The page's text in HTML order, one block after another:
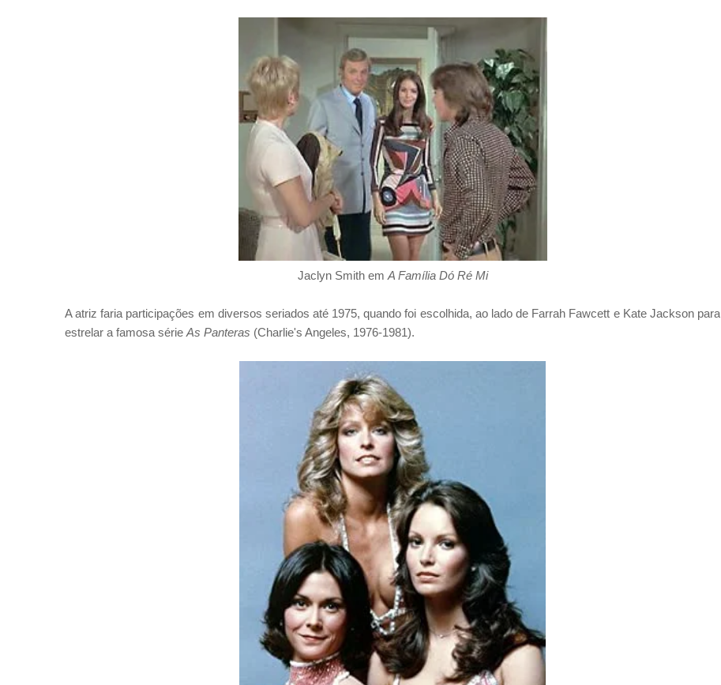
Jaclyn Smith em A Família Dó Ré Mi
A atriz faria participações em diversos seriados até 1975, quando foi escolhida, ao lado de Farrah Fawcett e Kate Jackson para
estrelar a famosa série As Panteras (Charlie's Angeles, 1976-1981).